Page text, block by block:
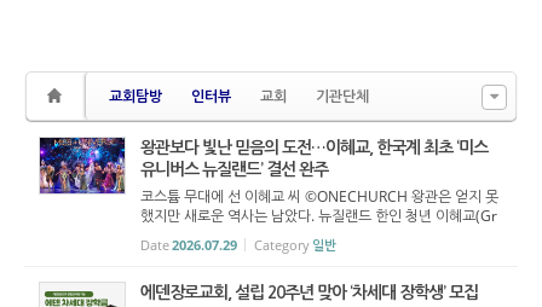
교회탐방 인터뷰 교회 기관단체
왕관보다 빛난 믿음의 도전…이혜교, 한국계 최초 ‘미스
유니버스 뉴질랜드’ 결선 완주
코스튬 무대에 선 이혜교 씨 ©ONECHURCH 왕관은 얻지 못
했지만 새로운 역사는 남았다. 뉴질랜드 한인 청년 이혜교(Gr
ace Lee·19) 씨가 한국계 참가자로는 처음으로 ‘미스 유니버
스 뉴질랜드(Miss Universe New Zealand)’ 최종 결선 ...
Date2026.07.29 Category 일반
에덴장로교회, 설립 20주년 맞아 ‘차세대 장학생’ 모집